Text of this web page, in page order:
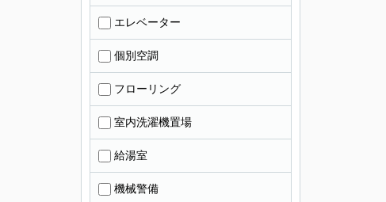
エレベーター
個別空調
フローリング
室内洗濯機置場
給湯室
機械警備